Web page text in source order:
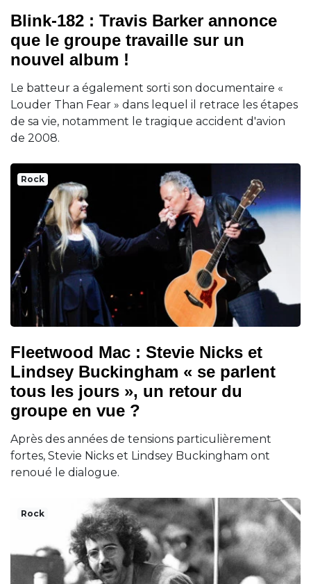
Blink-182 : Travis Barker annonce
que le groupe travaille sur un
nouvel album !
Le batteur a également sorti son documentaire «
Louder Than Fear » dans lequel il retrace les étapes
de sa vie, notamment le tragique accident d'avion
de 2008.
Rock
Fleetwood Mac : Stevie Nicks et
Lindsey Buckingham « se parlent
tous les jours », un retour du
groupe en vue ?
Après des années de tensions particulièrement
fortes, Stevie Nicks et Lindsey Buckingham ont
renoué le dialogue.
Rock